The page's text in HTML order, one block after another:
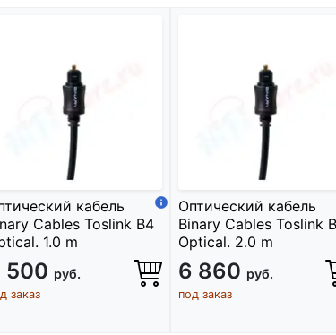
кабель
Cables Toslink B4
1.0 m
500 руб.
заказ
Оптический кабель
Binary Cables Toslink
Optical. 2.0 m
6 860 руб.
под заказ